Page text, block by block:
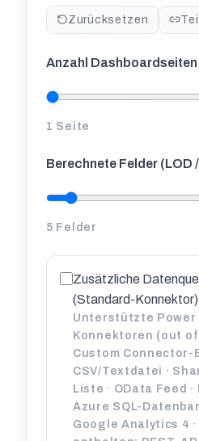
Zurücksetzen
Anzahl Dashboardseiten
1 Seite
Berechnete Felder (LOD
5 Felder
Zusätzliche
(Standard-Konnektor)
Unterstützte Power
Konnektoren (out
Custom Connector-
CSV/Textdatei ·
Liste · OData Feed ·
Azure SQL-
Google Analytics 4